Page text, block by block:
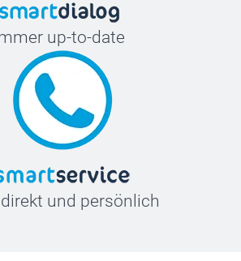
up-to-date
und persönlich